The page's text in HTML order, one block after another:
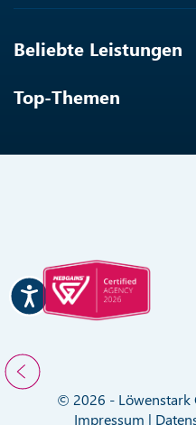
Beliebte Leistungen
Top-Themen
© 2026 - Löwenstark
Impressum |